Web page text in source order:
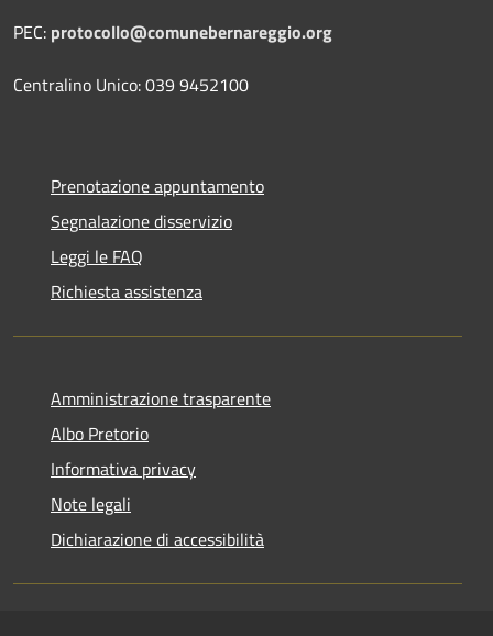
PEC: protocollo@comunebernareggio.org
Centralino Unico: 039 9452100
Prenotazione appuntamento
Segnalazione disservizio
Leggi le FAQ
Richiesta assistenza
Amministrazione trasparente
Albo Pretorio
Informativa privacy
Note legali
Dichiarazione di accessibilità